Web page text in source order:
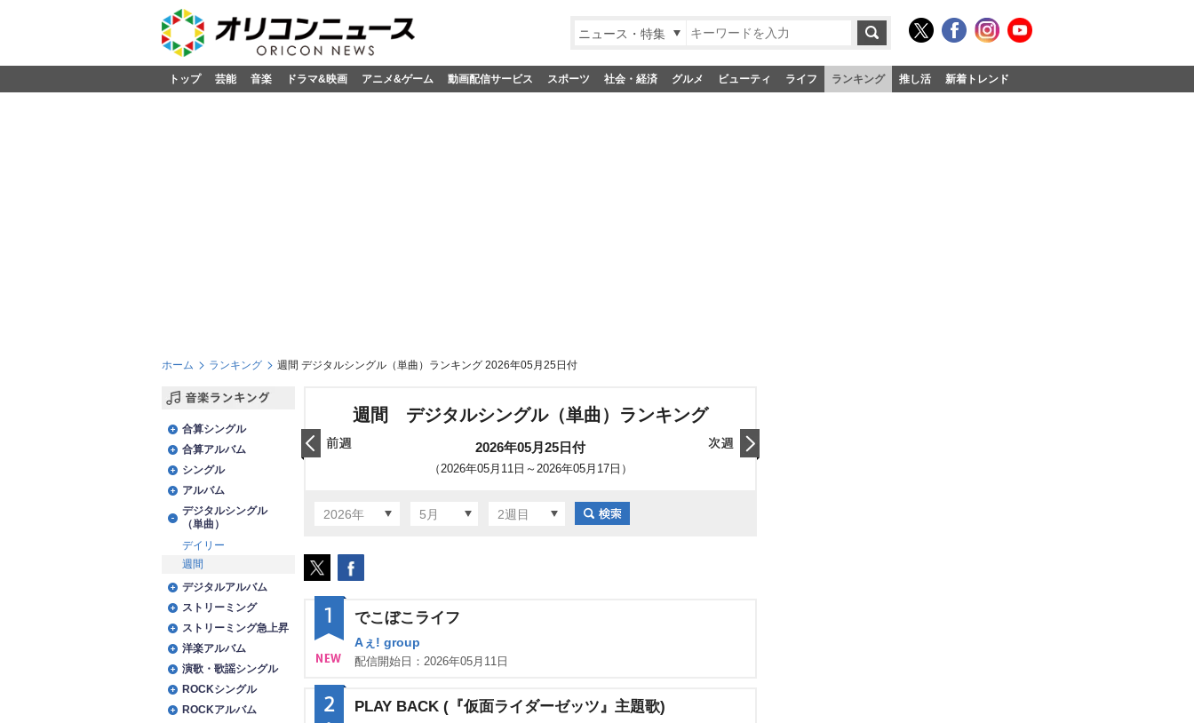
ニュース・特集
トップ 芸能 音楽 ドラマ&映画 アニメ&ゲーム 動画配信サービス スポーツ 社会・経済 グルメ ビューティ ライフ ランキング 推し活 新着トレンド
ホーム ランキング 週間 デジタルシングル（単曲）ランキング 2026年05月25日付
週間 デジタルシングル（単曲）ランキング
2026年05月25日付
（2026年05月11日～2026年05月17日）
2026年 5月 2週目
1
NE
W
でこぼこライフ
Aぇ! group
配信開始日：2026年05月11日
2 PLAY BACK (『仮面ライダーゼッツ』主題歌)
合算シングル
合算アルバム
シングル
アルバム
デジタルシングル
（単曲）
デイリー
週間
デジタルアルバム
ストリーミング
ストリーミング急上昇
洋楽アルバム
演歌・歌謡シングル
ROCKシングル
ROCKアルバム